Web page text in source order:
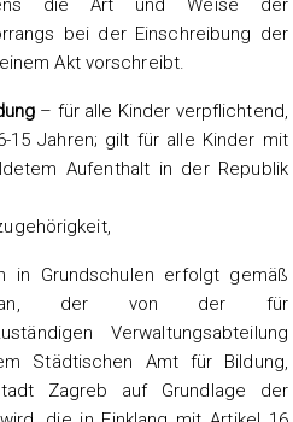
die Art und Weise der
bei der Einschreibung der
Akt vorschreibt.
– für alle Kinder verpflichtend,
15 Jahren; gilt für alle Kinder mit
Aufenthalt in der Republik
in Grundschulen erfolgt gemäß
der von der für
Verwaltungsabteilung
Städtischen Amt für Bildung,
Zagreb auf Grundlage der